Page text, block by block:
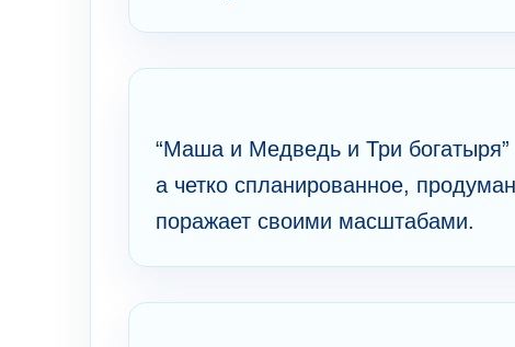
“Маша и Медведь и Три богатыря”
а четко спланированное,
поражает своими масштабами.